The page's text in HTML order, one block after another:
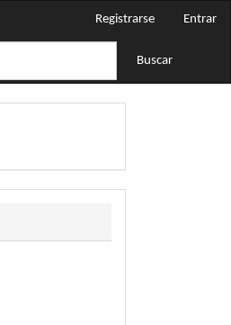
Registrarse Entrar
Buscar